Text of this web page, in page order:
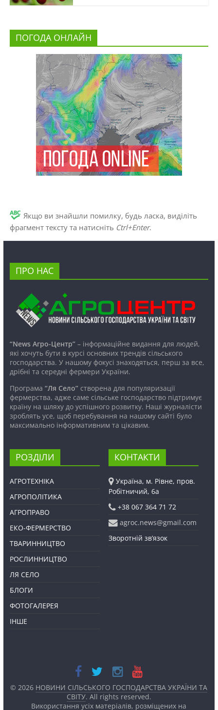
ПОГОДА ОНЛАЙН
Якщо ви знайшли помилку, будь ласка, виділіть
фрагмент тексту та натисніть Ctrl+Enter.
ПРО НАС
“News Агро-Центр”– інформаційне видання для людей,
які хочуть бути в курсі основних трендів сільського
господарства. У нашому фокусі знаходяться, перш за все,
дрібні та середні фермери України.
Програма “Ля Село”створена для популяризації
фермерства, адже саме сільське господарство підтримує
країну на шляху до успішного розвитку. Наші журналісти
зроблять усе, щоб перебування на нашому сайті було
максимально інформативним та цікавим.
РОЗДІЛИ
АГРОТЕХНІКА
АГРОПОЛІТИКА
АГРОПРАВО
ЕКО-ФЕРМЕРСТВО
ТВАРИННИЦТВО
РОСЛИННИЦТВО
ЛЯ СЕЛО
БЛОГИ
ФОТОГАЛЕРЕЯ
ІНШЕ
КОНТАКТИ
Україна, м. Рівне, пров.
Робітничий, 6а
+38 067 364 71 72
agroc.news@gmail.com
Зворотній зв’язок
© 2026 НОВИНИ СІЛЬСЬКОГО ГОСПОДАРСТВА УКРАЇНИ ТА
СВІТУ. All rights reserved.
Використання усіх матеріалів, розміщених на